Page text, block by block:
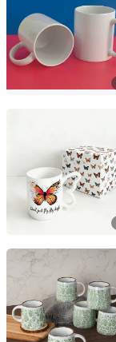
Shandong,
The Great
Guangdong,
Shenzhen Hua
Guangdong,